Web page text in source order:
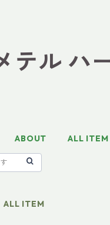
テル ハ
ABOUT ALL ITEM
ALL ITEM